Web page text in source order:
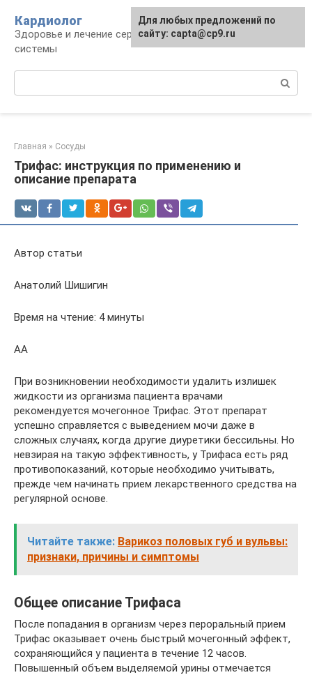
контенту
Кардиолог
Здоровье и лечение сердечно-сосудистой
системы
Главная » Сосуды
Трифас: инструкция по применению и
описание препарата
Автор статьи
Анатолий Шишигин
Время на чтение: 4 минуты
АА
При возникновении необходимости удалить излишек
жидкости из организма пациента врачами
рекомендуется мочегонное Трифас. Этот препарат
успешно справляется с выведением мочи даже в
сложных случаях, когда другие диуретики бессильны. Но
невзирая на такую эффективность, у Трифаса есть ряд
противопоказаний, которые необходимо учитывать,
прежде чем начинать прием лекарственного средства на
регулярной основе.
Читайте также: Варикоз половых губ и вульвы:
признаки, причины и симптомы
Общее описание Трифаса
После попадания в организм через пероральный прием
Трифас оказывает очень быстрый мочегонный эффект,
сохраняющийся у пациента в течение 12 часов.
Повышенный объем выделяемой урины отмечается
Для любых предложений по
сайту: capta@cp9.ru